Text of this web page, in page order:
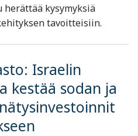
herättää kysymyksiä
tavoitteisiin.
Israelin
kestää sodan ja